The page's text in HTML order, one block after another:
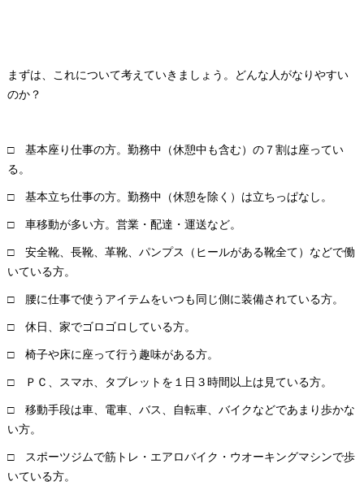
まずは、これについて考えていきましょう。どんな人がなりやすい
のか？
□ 基本座り仕事の方。勤務中（休憩中も含む）の７割は座ってい
る。
□ 基本立ち仕事の方。勤務中（休憩を除く）は立ちっぱなし。
□ 車移動が多い方。営業・配達・運送など。
□ 安全靴、長靴、革靴、パンプス（ヒールがある靴全て）などで働
いている方。
□ 腰に仕事で使うアイテムをいつも同じ側に装備されている方。
□ 休日、家でゴロゴロしている方。
□ 椅子や床に座って行う趣味がある方。
□ ＰＣ、スマホ、タブレットを１日３時間以上は見ている方。
□ 移動手段は車、電車、バス、自転車、バイクなどであまり歩かな
い方。
□ スポーツジムで筋トレ・エアロバイク・ウオーキングマシンで歩
いている方。